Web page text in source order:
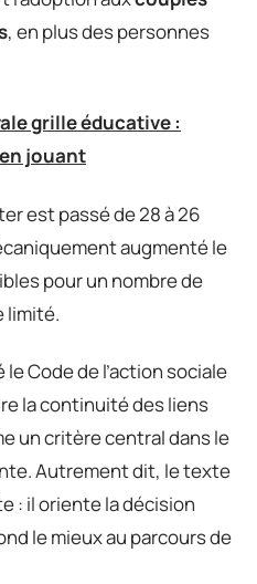
, en plus des personnes
grille éducative :
jouant
est passé de 28 à 26
augmenté le
pour un nombre de
limité.
Code de l’action sociale
la continuité des liens
un critère central dans le
Autrement dit, le texte
: il oriente la décision
le mieux au parcours de